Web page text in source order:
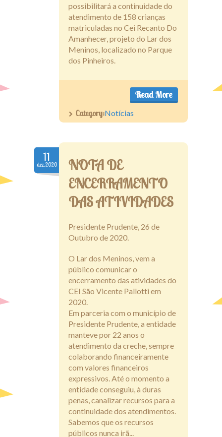
possibilitará a continuidade do
atendimento de 158 crianças
matriculadas no Cei Recanto Do
Amanhecer, projeto do Lar dos
Meninos, localizado no Parque
dos Pinheiros.
Read More
Category:Notícias
11
dez.2020
NOTA DE
ENCERRAMENTO
DAS ATIVIDADES
Presidente Prudente, 26 de
Outubro de 2020.
O Lar dos Meninos, vem a
público comunicar o
encerramento das atividades do
CEI São Vicente Pallotti em
2020.
Em parceria com o município de
Presidente Prudente, a entidade
manteve por 22 anos o
atendimento da creche, sempre
colaborando financeiramente
com valores financeiros
expressivos. Até o momento a
entidade conseguiu, à duras
penas, canalizar recursos para a
continuidade dos atendimentos.
Sabemos que os recursos
públicos nunca irã...